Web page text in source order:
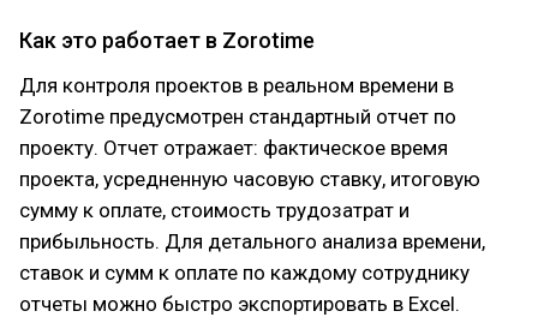
Как это работает в Zorotime
Для контроля проектов в реальном времени в
Zorotime предусмотрен стандартный отчет по
проекту. Отчет отражает: фактическое время
проекта, усредненную часовую ставку, итоговую
сумму к оплате, стоимость трудозатрат и
прибыльность. Для детального анализа времени,
ставок и сумм к оплате по каждому сотруднику
отчеты можно быстро экспортировать в Excel.